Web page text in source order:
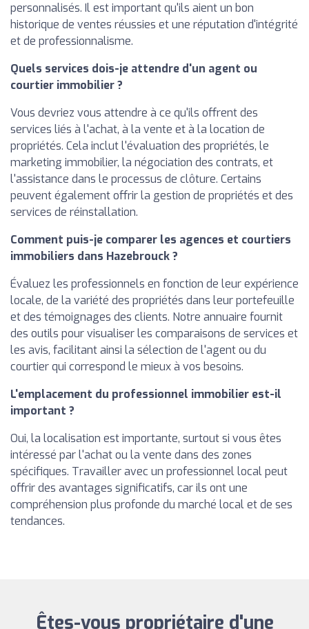
personnalisés. Il est important qu'ils aient un bon
historique de ventes réussies et une réputation d'intégrité
et de professionnalisme.
Quels services dois-je attendre d'un agent ou
courtier immobilier ?
Vous devriez vous attendre à ce qu'ils offrent des
services liés à l'achat, à la vente et à la location de
propriétés. Cela inclut l'évaluation des propriétés, le
marketing immobilier, la négociation des contrats, et
l'assistance dans le processus de clôture. Certains
peuvent également offrir la gestion de propriétés et des
services de réinstallation.
Comment puis-je comparer les agences et courtiers
immobiliers dans Hazebrouck ?
Évaluez les professionnels en fonction de leur expérience
locale, de la variété des propriétés dans leur portefeuille
et des témoignages des clients. Notre annuaire fournit
des outils pour visualiser les comparaisons de services et
les avis, facilitant ainsi la sélection de l'agent ou du
courtier qui correspond le mieux à vos besoins.
L'emplacement du professionnel immobilier est-il
important ?
Oui, la localisation est importante, surtout si vous êtes
intéressé par l'achat ou la vente dans des zones
spécifiques. Travailler avec un professionnel local peut
offrir des avantages significatifs, car ils ont une
compréhension plus profonde du marché local et de ses
tendances.
Êtes-vous propriétaire d'une